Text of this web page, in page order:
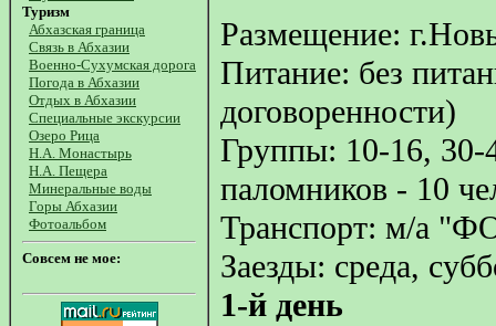
Туризм
Абхазская граница
Связь в Абхазии
Военно-Сухумская дорога
Погода в Абхазии
Отдых в Абхазии
Специальные экскурсии
Озеро Рица
Н.А. Монастырь
Н.А. Пещера
Минеральные воды
Горы Абхазии
Фотоальбом
Совсем не мое:
Размещение:
Питание: без
договоренности)
Группы: 10-16, 30-
паломников - 10
Транспорт: м/а
Заезды: среда,
1-й день